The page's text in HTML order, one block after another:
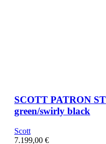
SCOTT PATRON
green/swirly black
Scott
7.199,00 €